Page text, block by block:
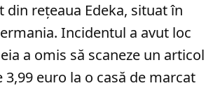
din rețeaua Edeka, situat în
Incidentul a avut loc
a omis să scaneze un articol
3,99 euro la o casă de marcat